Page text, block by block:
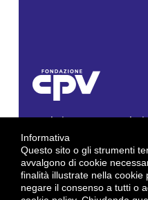
Via Gioacchino Rossini, 60 -
Tel. 0444/960500 - Fax 0444/
C.F. e P. IVA: 02429800242
E-mail:info@cpv.org
E-mail certificata PEC:
Informativa
Questo sito o gli strumenti
avvalgono di cookie
finalità illustrate nella cookie
negare il consenso a tutti o